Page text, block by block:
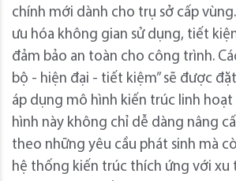
chính mới dành cho trụ sở cấp
ưu hóa không gian sử dụng, tiết
đảm bảo an toàn cho công trình.
bộ - hiện đại - tiết kiệm” sẽ được
áp dụng mô hình kiến trúc linh hoạt
hình này không chỉ dễ dàng nâng
theo những yêu cầu phát sinh mà
hệ thống kiến trúc thích ứng với xu